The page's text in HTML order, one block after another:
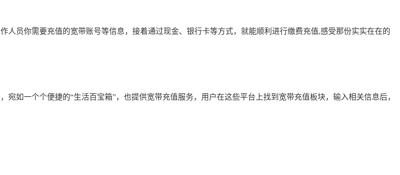
人员你需要充值的宽带账号等信息，接着通过现金、银行卡等方式，就能顺利进行缴费充值,感受那份实实在在的
如一个个便捷的“生活百宝箱”，也提供宽带充值服务，用户在这些平台上找到宽带充值板块，输入相关信息后，